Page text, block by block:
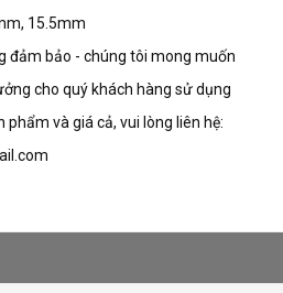
15.5mm
đảm bảo - chúng tôi mong muốn
cho quý khách hàng sử dụng
và giá cả, vui lòng liên hệ: